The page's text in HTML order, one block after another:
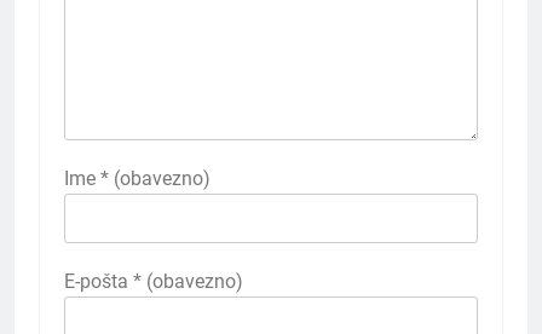
Ime * (obavezno)
E-pošta * (obavezno)